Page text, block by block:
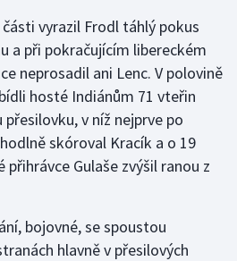
vyrazil Frodl táhlý pokus
a při pokračujícím libereckém
neprosadil ani Lenc. V polovině
hosté Indiánům 71 vteřin
v níž nejprve po
skóroval Kracík a o 19
Gulaše zvýšil ranou z
bojovné, se spoustou
hlavně v přesilových